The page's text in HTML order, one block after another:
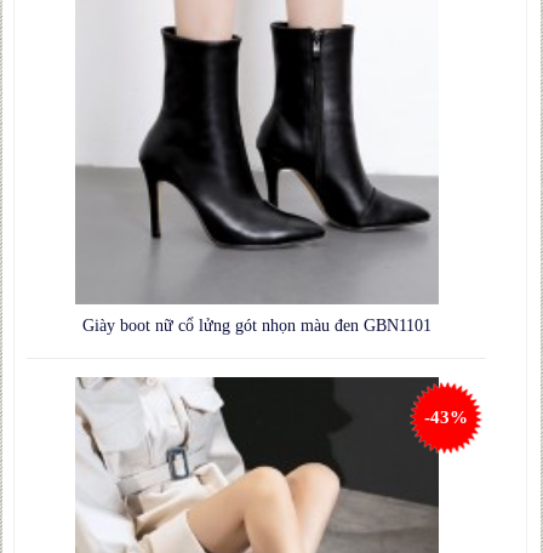
Giày boot nữ cổ lửng gót nhọn màu đen GBN1101
-43%